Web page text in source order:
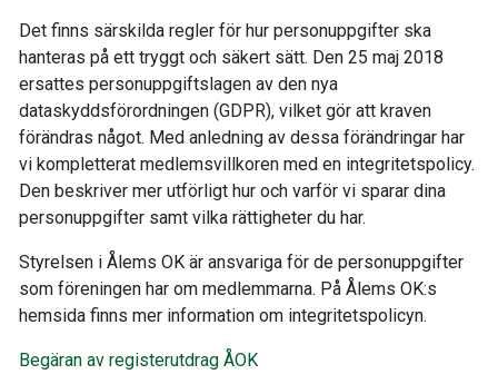
Det finns särskilda regler för hur personuppgifter ska
hanteras på ett tryggt och säkert sätt. Den 25 maj 2018
ersattes personuppgiftslagen av den nya
dataskyddsförordningen (GDPR), vilket gör att kraven
förändras något. Med anledning av dessa förändringar har
vi kompletterat medlemsvillkoren med en integritetspolicy.
Den beskriver mer utförligt hur och varför vi sparar dina
personuppgifter samt vilka rättigheter du har.
Styrelsen i Ålems OK är ansvariga för de personuppgifter
som föreningen har om medlemmarna. På Ålems OK:s
hemsida finns mer information om integritetspolicyn.
Begäran av registerutdrag ÅOK